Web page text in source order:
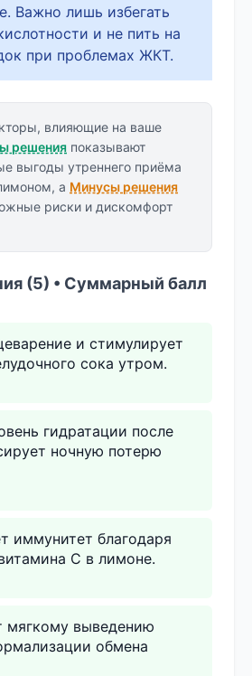
Важно лишь избегать
и не пить на
при проблемах ЖКТ.
влияющие на ваше
решения показывают
выгоды утреннего приёма
а Минусы решения
риски и дискомфорт
(5) • Суммарный балл
и стимулирует
сока утром.
гидратации после
ночную потерю
иммунитет благодаря
C в лимоне.
мягкому выведению
обмена